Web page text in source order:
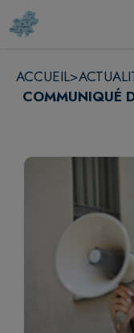
Contenu
ACCUEIL>
COMMUNIQUÉ